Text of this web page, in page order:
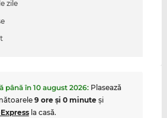
zile
până în 10 august 2026: Plasează
9 ore şi 0 minuteşi
la casă.